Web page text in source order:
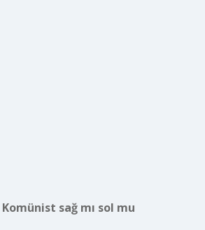
Komünist sağ mı sol mu